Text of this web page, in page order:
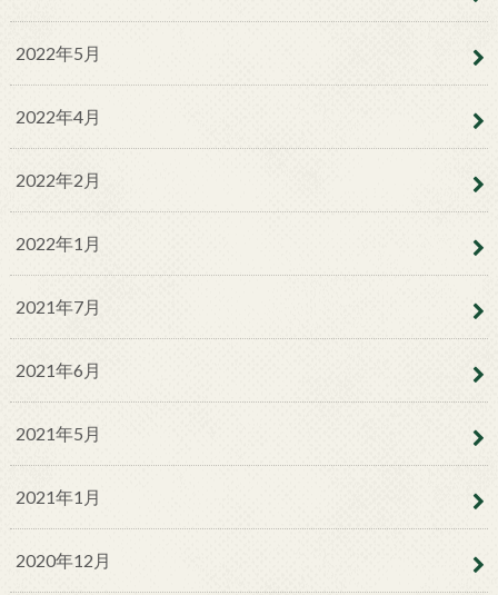
2022年5月
2022年4月
2022年2月
2022年1月
2021年7月
2021年6月
2021年5月
2021年1月
2020年12月